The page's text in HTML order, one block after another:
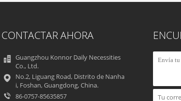
CONTACTAR AHORA
Guangzhou Konnor Daily Necessities
Co., Ltd.
No.2, Liguang Road, Distrito de Nanha
i, Foshan, Guangdong, China.
86-0757-85635857